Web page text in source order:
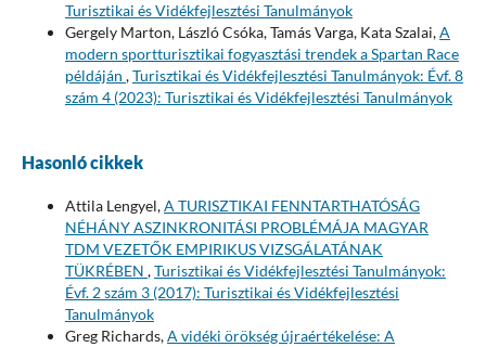
Turisztikai és Vidékfejlesztési Tanulmányok
Gergely Marton, László Csóka, Tamás Varga, Kata Szalai,A
modern sportturisztikai fogyasztási trendek a Spartan Race
példáján ,Turisztikai és Vidékfejlesztési Tanulmányok: Évf. 8
szám 4 (2023): Turisztikai és Vidékfejlesztési Tanulmányok
Hasonló cikkek
Attila Lengyel,A TURISZTIKAI FENNTARTHATÓSÁG
NÉHÁNY ASZINKRONITÁSI PROBLÉMÁJA MAGYAR
TDM VEZETŐK EMPIRIKUS VIZSGÁLATÁNAK
TÜKRÉBEN ,Turisztikai és Vidékfejlesztési Tanulmányok:
Évf. 2 szám 3 (2017): Turisztikai és Vidékfejlesztési
Tanulmányok
Greg Richards,A vidéki örökség újraértékelése: A